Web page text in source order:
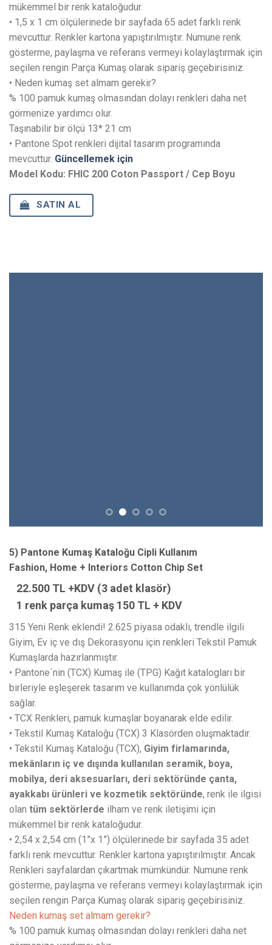
mükemmel bir renk kataloğudur.
• 1,5 x 1 cm ölçülerinede bir sayfada 65 adet farklı renk
mevcuttur. Renkler kartona yapıştırılmıştır. Numune renk
gösterme, paylaşma ve referans vermeyi kolaylaştırmak için
seçilen rengin Parça Kumaş olarak sipariş geçebirisiniz.
• Neden kumaş set almam gerekir?
% 100 pamuk kumaş olmasından dolayı renkleri daha net
görmenize yardımcı olur.
Taşınabilir bir ölçü 13* 21 cm
• Pantone Spot renkleri dijital tasarım programında
mevcuttur. Güncellemek için
Model Kodu: FHIC 200 Coton Passport / Cep Boyu
SATIN AL
5) Pantone Kumaş Kataloğu Cipli Kullanım
Fashion, Home + Interiors Cotton Chip Set
22.500 TL +KDV (3 adet klasör)
1 renk parça kumaş 150 TL + KDV
315 Yeni Renk eklendi! 2.625 piyasa odaklı, trendle ilgili
Giyim, Ev iç ve dış Dekorasyonu için renkleri Tekstil Pamuk
Kumaşlarda hazırlanmıştır.
• Pantone´nin (TCX) Kumaş ile (TPG) Kağıt katalogları bir
birleriyle eşleşerek tasarım ve kullanımda çok yönlülük
sağlar.
• TCX Renkleri, pamuk kumaşlar boyanarak elde edilir.
• Tekstil Kumaş Kataloğu (TCX) 3 Klasörden oluşmaktadır.
• Tekstil Kumaş Kataloğu (TCX), Giyim firlamarında,
mekânların iç ve dışında kullanılan seramik, boya,
mobilya, deri aksesuarları, deri sektöründe çanta,
ayakkabı ürünleri ve kozmetik sektöründe, renk ile ilgisi
olan tüm sektörlerde ilham ve renk iletişimi için
mükemmel bir renk kataloğudur.
• 2,54 x 2,54 cm (1”x 1”) ölçülerinede bir sayfada 35 adet
farklı renk mevcuttur. Renkler kartona yapıştırılmıştır. Ancak
Renkleri sayfalardan çıkartmak mümkündür. Numune renk
gösterme, paylaşma ve referans vermeyi kolaylaştırmak için
seçilen rengin Parça Kumaş olarak sipariş geçebirisiniz.
Neden kumaş set almam gerekir?
% 100 pamuk kumaş olmasından dolayı renkleri daha net